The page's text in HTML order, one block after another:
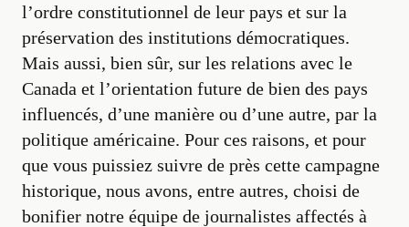
l’ordre constitutionnel de leur pays et sur la
préservation des institutions démocratiques.
Mais aussi, bien sûr, sur les relations avec le
Canada et l’orientation future de bien des pays
influencés, d’une manière ou d’une autre, par la
politique américaine. Pour ces raisons, et pour
que vous puissiez suivre de près cette campagne
historique, nous avons, entre autres, choisi de
bonifier notre équipe de journalistes affectés à